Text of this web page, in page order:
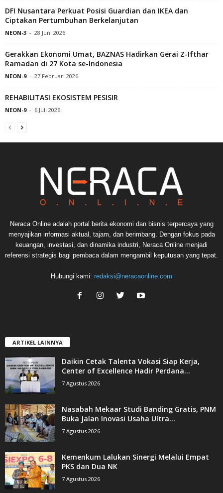
DFI Nusantara Perkuat Posisi Guardian dan IKEA dan
Ciptakan Pertumbuhan Berkelanjutan
NEON-3 - 28 Juni 2026
Gerakkan Ekonomi Umat, BAZNAS Hadirkan Gerai Z-Ifthar
Ramadan di 27 Kota se-Indonesia
NEON-9 - 27 Februari 2026
REHABILITASI EKOSISTEM PESISIR
NEON-9 - 6 Juli 2026
Neraca Online adalah portal berita ekonomi dan bisnis terpercaya yang
menyajikan informasi aktual, tajam, dan berimbang. Dengan fokus pada
keuangan, investasi, dan dinamika industri, Neraca Online menjadi
referensi strategis bagi pembaca dalam mengambil keputusan yang tepat.
Hubungi kami: redaksi@neracaonline.com
ARTIKEL LAINNYA
Daikin Cetak Talenta Vokasi Siap Kerja,
Center of Excellence Hadir Perdana...
7 Agustus 2026
Nasabah Mekaar Studi Banding Gratis, PNM
Buka Jalan Inovasi Usaha Ultra...
7 Agustus 2026
Kemenkum Lalukan Sinergi Melalui Empat
PKS dan Dua NK
7 Agustus 2026